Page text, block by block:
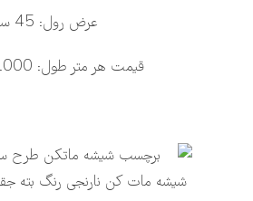
عرض رول: 45 سانتیمتر
قیمت هر متر طول: 1.950.000 تومان